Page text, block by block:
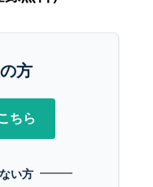
方
ちら
い方